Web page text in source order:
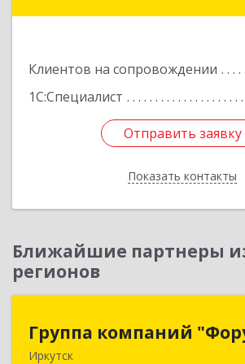
Клиентов на сопровождении
1С:Специалист
Отправить заявку
Показать контакты
Отправить заявку
Назад
Ближайшие партнеры
регионов
Группа компаний
Иркутск
Группа
664007, Иркутская обл,